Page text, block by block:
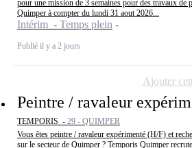
pour une mission de 3 semaines pour des travaux de
Quimper à compter du lundi 31 aout 2026...
Intérim - Temps plein
Publié il y a 2 jours
Peintre / ravaleur
TEMPORIS - 29 - QUIMPER
Vous êtes peintre / ravaleur expérimenté (H/F) et
sur le secteur de Quimper ? Temporis Quimper
Ajouter